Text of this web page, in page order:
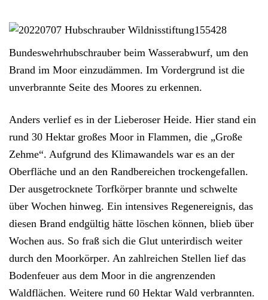
Bundeswehrhubschrauber beim Wasserabwurf, um den
Brand im Moor einzudämmen. Im Vordergrund ist die
unverbrannte Seite des Moores zu erkennen.
Anders verlief es in der Lieberoser Heide. Hier stand ein
rund 30 Hektar großes Moor in Flammen, die „Große
Zehme“. Aufgrund des Klimawandels war es an der
Oberfläche und an den Randbereichen trockengefallen.
Der ausgetrocknete Torfkörper brannte und schwelte
über Wochen hinweg. Ein intensives Regenereignis, das
diesen Brand endgültig hätte löschen können, blieb über
Wochen aus. So fraß sich die Glut unterirdisch weiter
durch den Moorkörper. An zahlreichen Stellen lief das
Bodenfeuer aus dem Moor in die angrenzenden
Waldflächen. Weitere rund 60 Hektar Wald verbrannten.